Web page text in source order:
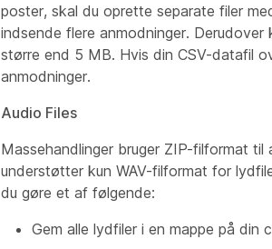
poster, skal du oprette separate filer
indsende flere anmodninger.
større end 5 MB. Hvis din CSV-datafil
anmodninger.
Audio Files
Massehandlinger bruger ZIP-filformat
understøtter kun WAV-filformat for
du gøre et af følgende:
Gem alle lydfiler i en mappe på din